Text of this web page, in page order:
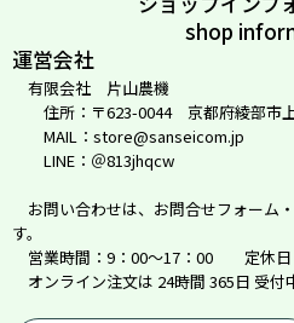
shop
運営会社
有限会社 片山農機
住所：〒623-0044 京都府綾部市上
MAIL：store@sanseicom.jp
LINE：＠813jhqcw
お問い合わせは、お問合せフォーム
す。
営業時間：9：00～17：00 定休日
オンライン注文は 24時間 365日 受付